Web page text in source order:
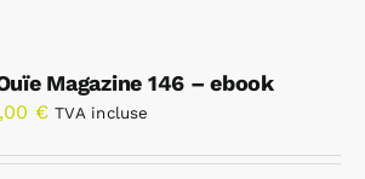
Magazine 146 – ebook
€ TVA incluse